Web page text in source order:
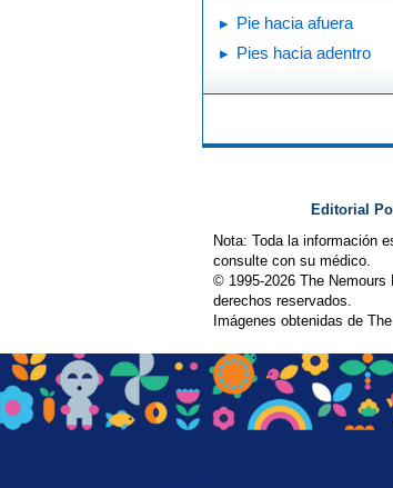
Pie hacia afuera
Pies hacia adentro
Editorial
Nota: Toda la información
consulte con su médico.
© 1995-2026 The
derechos reservados.
Imágenes obtenidas de